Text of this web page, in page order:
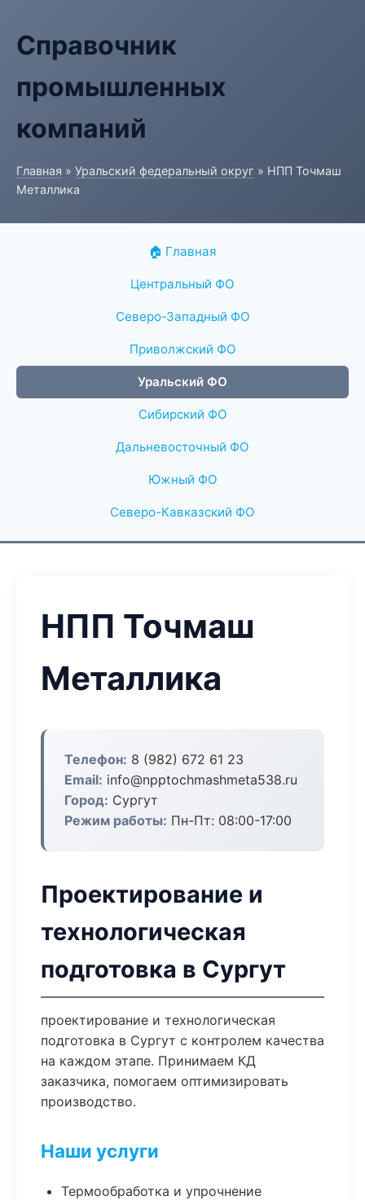
Справочник
промышленных
компаний
Главная » Уральский федеральный округ » НПП Точмаш
Металлика
🏠 Главная
Центральный ФО
Северо-Западный ФО
Приволжский ФО
Уральский ФО
Сибирский ФО
Дальневосточный ФО
Южный ФО
Северо-Кавказский ФО
НПП Точмаш
Металлика
Телефон: 8 (982) 672 61 23
Email: info@npptochmashmeta538.ru
Город: Сургут
Режим работы: Пн-Пт: 08:00-17:00
Проектирование и
технологическая
подготовка в Сургут
проектирование и технологическая
подготовка в Сургут с контролем качества
на каждом этапе. Принимаем КД
заказчика, помогаем оптимизировать
производство.
Наши услуги
Термообработка и упрочнение